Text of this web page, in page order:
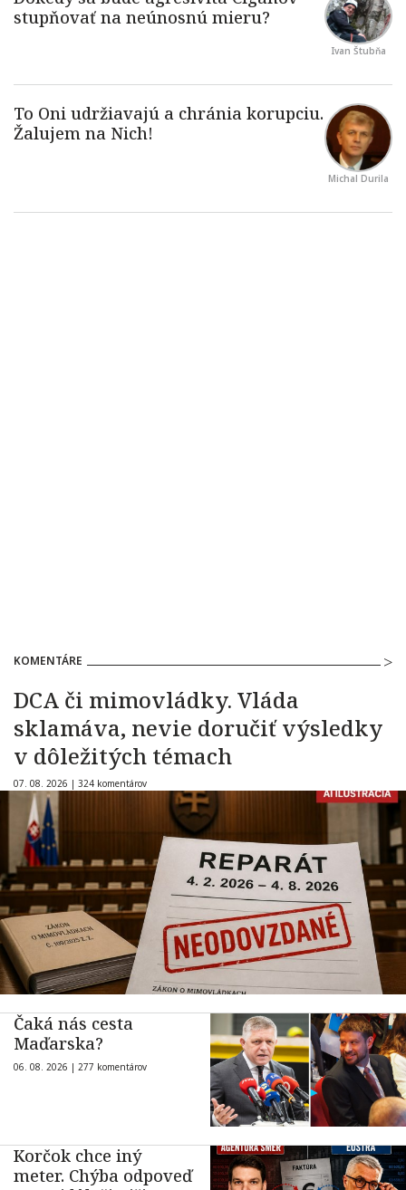
Ivan Štubňa
Michal Durila
KOMENTÁRE
DCA či mimovládky. Vláda
sklamáva, nevie doručiť výsledky
v dôležitých témach
07. 08. 2026 | 324 komentárov
Čaká nás cesta
Maďarska?
06. 08. 2026 | 277 komentárov
Korčok chce iný
meter. Chýba odpoveď